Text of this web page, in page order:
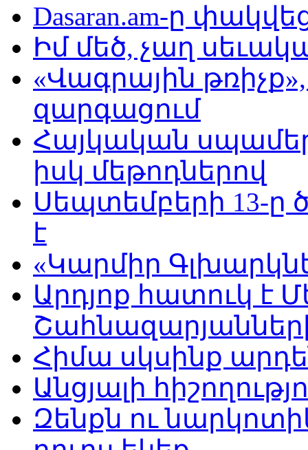
Dasaran.am-ը
Իմ մեծ, չաղ
«Վագրային
զարգացում
Հայկական
իսկ մեթոդներով
Սեպտեմբերի 13-ը
է
«Կարմիր
Արդյոք հատուկ է
Հիմա սկսինք
Անցյալի
Զենքն ու